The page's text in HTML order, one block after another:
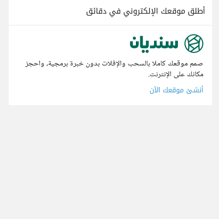
أطلق موقعك الإلكتروني في دقائق
صمم موقعك كاملا بالسحب والإفلات بدون خبرة برمجية، واحجز
مكانك على الإنترنت.
أنشئ موقعك الآن